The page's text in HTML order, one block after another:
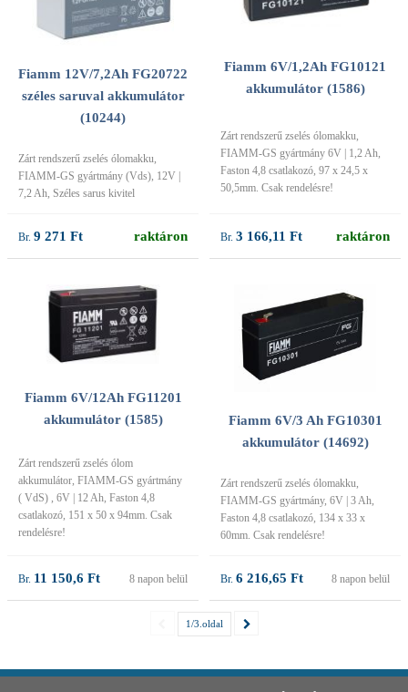
Fiamm 12V/7,2Ah FG20722
széles saruval akkumulátor
(10244)
Zárt rendszerű zselés ólomakku,
FIAMM-GS gyártmány (Vds), 12V |
7,2 Ah, Széles sarus kivitel
9 271 Ft raktáron
Fiamm 6V/1,2Ah FG10121
akkumulátor (1586)
Zárt rendszerű zselés ólomakku,
FIAMM-GS gyártmány 6V | 1,2 Ah,
Faston 4,8 csatlakozó, 97 x 24,5 x
50,5mm. Csak rendelésre!
3 166,11 Ft raktáron
Fiamm 6V/12Ah FG11201
akkumulátor (1585)
Zárt rendszerű zselés ólom
akkumulátor, FIAMM-GS gyártmány
( VdS) , 6V | 12 Ah, Faston 4,8
csatlakozó, 151 x 50 x 94mm. Csak
rendelésre!
11 150,6 Ft 8 napon belül
Fiamm 6V/3 Ah FG10301
akkumulátor (14692)
Zárt rendszerű zselés ólomakku,
FIAMM-GS gyártmány, 6V | 3 Ah,
Faston 4,8 csatlakozó, 134 x 33 x
60mm. Csak rendelésre!
6 216,65 Ft 8 napon belül
1/3.oldal